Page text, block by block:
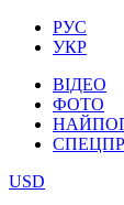
РУС
УКР
ВІДЕО
ФОТО
USD